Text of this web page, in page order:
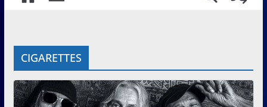
CIGARETTES